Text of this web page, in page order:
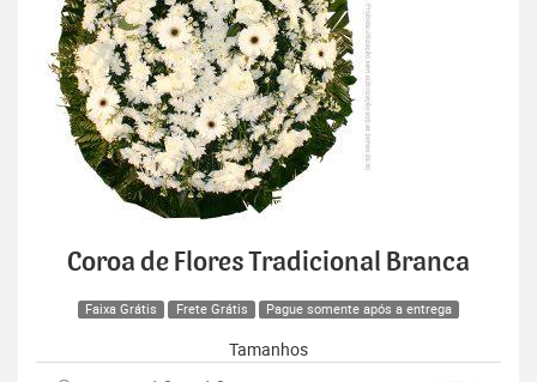
Coroa de Flores Tradicional Branca
Faixa Grátis Frete Grátis Pague somente após a entrega
Tamanhos